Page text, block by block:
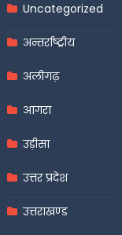
Uncategorized
अन्तर्राष्ट्रीय
अलीगढ़
आगरा
उड़ीसा
उत्तर प्रदेश
उत्तराखण्ड